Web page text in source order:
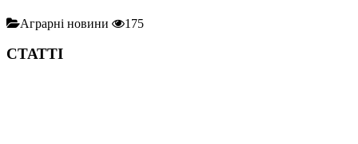
Аграрні новини 175
СТАТТІ